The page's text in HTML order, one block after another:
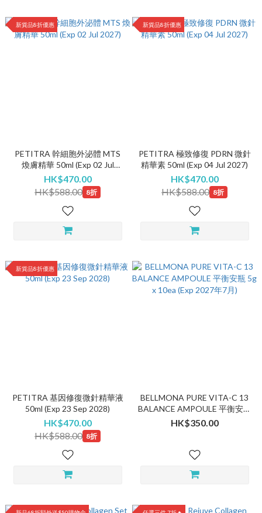
新貨品8折優惠
PETITRA 幹細胞外泌體 MTS
煥膚精華 50ml (Exp 02 Jul
2027)
HK$470.00
HK$588.00 8折
新貨品8折優惠
PETITRA 極致修復 PDRN 微針
精華素 50ml (Exp 04 Jul 2027)
HK$470.00
HK$588.00 8折
新貨品8折優惠
PETITRA 基因修復微針精華液
50ml (Exp 23 Sep 2028)
HK$470.00
HK$588.00 8折
BELLMONA PURE VITA-C 13
BALANCE AMPOULE 平衡安瓶
5g x 10ea (Exp 2027年7月)
HK$350.00